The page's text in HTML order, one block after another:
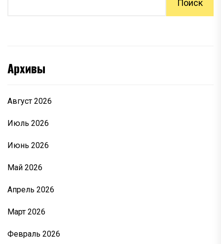
Поиск
Архивы
Август 2026
Июль 2026
Июнь 2026
Май 2026
Апрель 2026
Март 2026
Февраль 2026